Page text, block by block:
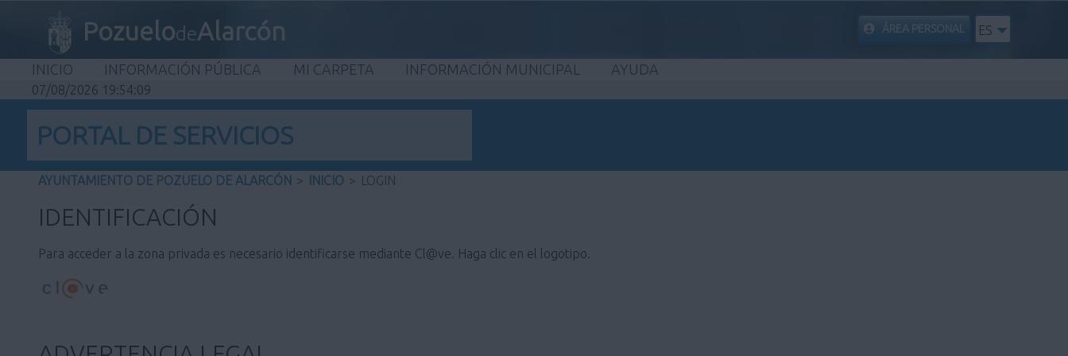
PozuelodeAlarcón ÁREA PERSONAL ES
INICIO INFORMACIÓN PÚBLICA MI CARPETA INFORMACIÓN MUNICIPAL AYUDA
07/08/2026 19:54:09
PORTAL DE SERVICIOS
AYUNTAMIENTO DE POZUELO DE ALARCÓN > INICIO > LOGIN
IDENTIFICACIÓN
Para acceder a la zona privada es necesario identificarse mediante Cl@ve. Haga clic en el logotipo.